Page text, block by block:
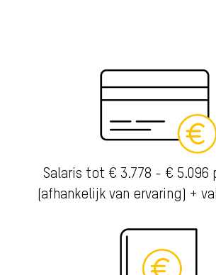
Salaris tot € 3.778 - € 5.096
(afhankelijk van ervaring) +